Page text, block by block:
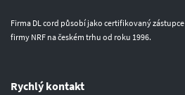
Firma DL cord působí jako certifikovaný zástupce
firmy NRF na českém trhu od roku 1996.
Rychlý kontakt